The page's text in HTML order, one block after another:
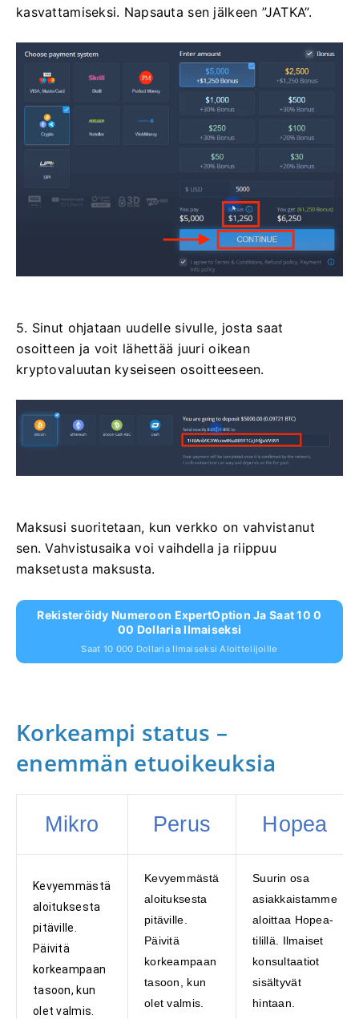
kasvattamiseksi. Napsauta sen jälkeen ”JATKA”.
5. Sinut ohjataan uudelle sivulle, josta saat
osoitteen ja voit lähettää juuri oikean
kryptovaluutan kyseiseen osoitteeseen.
Maksusi suoritetaan, kun verkko on vahvistanut
sen. Vahvistusaika voi vaihdella ja riippuu
maksetusta maksusta.
Rekisteröidy Numeroon ExpertOption Ja Saat 10 0
00 Dollaria Ilmaiseksi
Saat 10 000 Dollaria Ilmaiseksi Aloittelijoille
Korkeampi status –
enemmän etuoikeuksia
Mikro Perus Hopea
Kevyemmästä
aloituksesta
pitäville.
Päivitä
korkeampaan
tasoon, kun
olet valmis.
Kevyemmästä
aloituksesta
pitäville.
Päivitä
korkeampaan
tasoon, kun
olet valmis.
Suurin osa
asiakkaistamme
aloittaa Hopea-
tilillä. Ilmaiset
konsultaatiot
sisältyvät
hintaan.